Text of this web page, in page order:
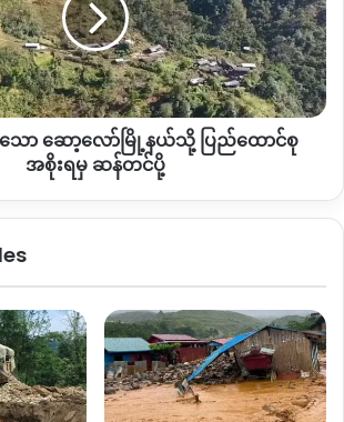
သူများမှာ ၁၀၀၀၀ ကျော်၊ ပန်ဝါနယ်စပ်ဂိတ်
ဝင် ၈၀၀၀ကျော်၊ အထွက် ၈၀၀၀ ကျော်၊
း အထွက် ၂၀၀၀ အဝင် ၂၀၀၀ခန့်ရှိကြောင်း
းအရ သိရသည်။
ာင့် ယခုနှစ် ကချင်ပြည်နယ်အစိုးရ သင်္ကြန်ကို
ကြောင်း သိရသည်။
ေလအထိ ရက်ရွေ့ထားကြောင်း သဘောထား
တွေ့ရသည်။
စတင်ဖြစ်ပွားခဲ့သော Covid-19 ခေါ်
ရှိ ကမ္ဘာ့နိုင်ငံပေါင်း ၁၅၀ ကျော်မှ လူဦးရေ
က်စေကာ လူဦးရေ ၈၀၀၀ ကျော် သေဆုံး ခဲ့ပြီ
ာ ဆော့လော်မြို့နယ်သို့ ပြည်ထောင်စု
အစိုးရမှ ဆန်တင်ပို့